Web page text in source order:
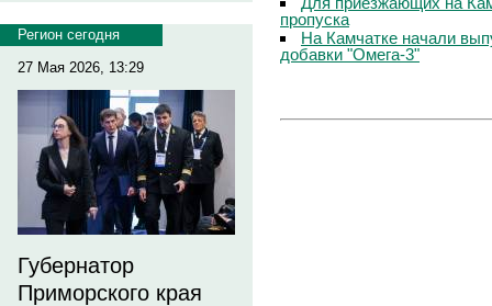
Регион сегодня
27 Мая 2026, 13:29
Губернатор
Приморского края
пропуска
На Камчатке начали
добавки "Омега-3"